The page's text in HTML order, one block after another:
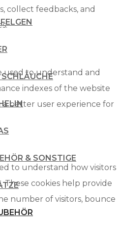
SCHLÄUCHE
& SONSTIGE
collect feedbacks, and
used to understand and
indexes of the website
better user experience for
to understand how visitors
cookies help provide
number of visitors, bounce